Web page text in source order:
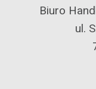
Biuro
ul.